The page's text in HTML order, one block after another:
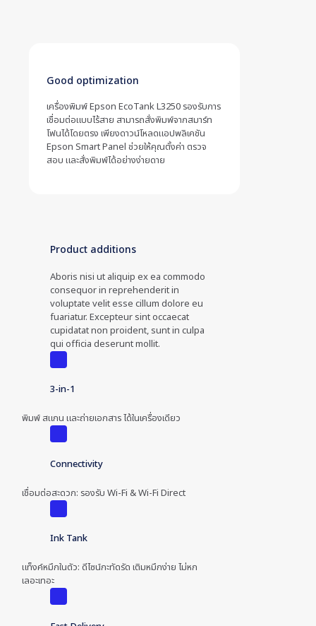
Good optimization
เครื่องพิมพ์ Epson EcoTank L3250 รองรับการ
เชื่อมต่อแบบไร้สาย สามารถสั่งพิมพ์จากสมาร์ท
โฟนได้โดยตรง เพียงดาวน์โหลดแอปพลิเคชัน
Epson Smart Panel ช่วยให้คุณตั้งค่า ตรวจ
สอบ และสั่งพิมพ์ได้อย่างง่ายดาย
Product additions
Aboris nisi ut aliquip ex ea commodo
consequor in reprehenderit in
voluptate velit esse cillum dolore eu
fuariatur. Excepteur sint occaecat
cupidatat non proident, sunt in culpa
qui officia deserunt mollit.
3-in-1
พิมพ์ สแกน และถ่ายเอกสาร ได้ในเครื่องเดียว
Connectivity
เชื่อมต่อสะดวก: รองรับ Wi-Fi & Wi-Fi Direct
Ink Tank
แท็งค์หมึกในตัว: ดีไซน์กะทัดรัด เติมหมึกง่าย ไม่หก
เลอะเทอะ